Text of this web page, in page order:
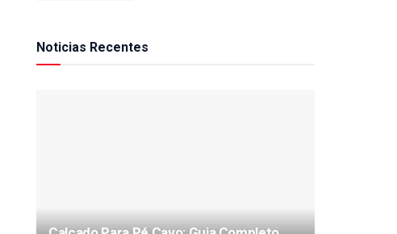
Noticias Recentes